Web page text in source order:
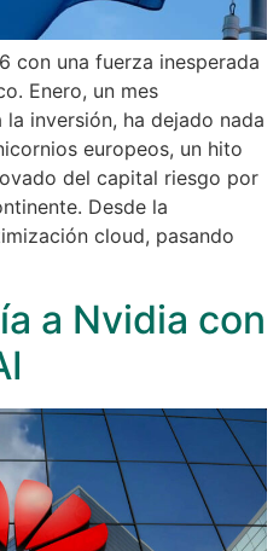
con una fuerza inesperada
Enero, un mes
inversión, ha dejado nada
europeos, un hito
del capital riesgo por
Desde la
cloud, pasando
a Nvidia con